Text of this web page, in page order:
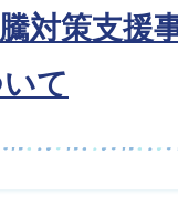
対策支援
て